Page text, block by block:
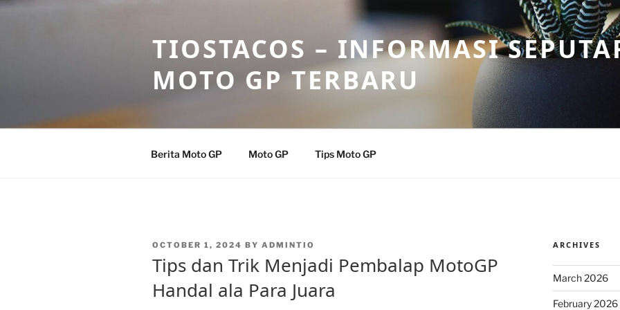
Skip
TIOSTACOS – INFORMASI
MOTO GP TERBARU
Berita Moto GP Moto GP Tips Moto GP
POSTED
OCTOBER 1, 2024 BY ADMINTIO
Tips dan Trik Menjadi Pembalap MotoGP
Handal ala Para Juara
ARCHIVES
March 2026
February 2026